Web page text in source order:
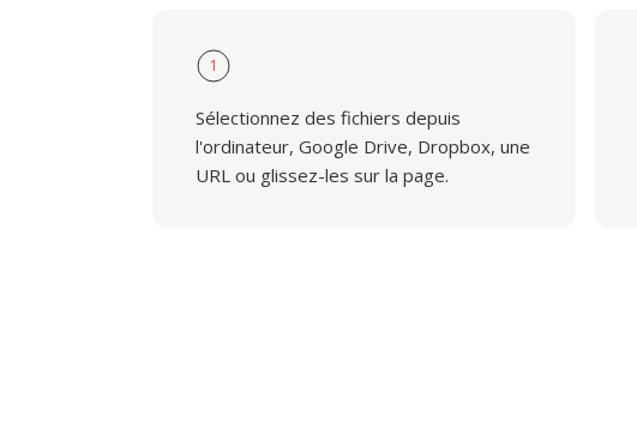
1
Sélectionnez des fichiers depuis
l'ordinateur, Google Drive, Dropbox, une
URL ou glissez-les sur la page.